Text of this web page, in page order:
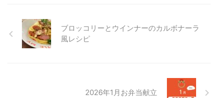
ブロッコリーとウインナーのカルボナーラ
風レシピ
2026年1月お弁当献立